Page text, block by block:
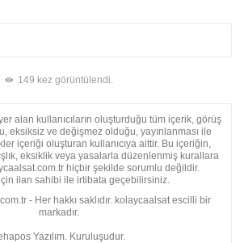
149 kez görüntülendi.
alan kullanıcıların oluşturduğu tüm içerik, görüş
eksiksiz ve değişmez olduğu, yayınlanması ile
içeriği oluşturan kullanıcıya aittir. Bu içeriğin,
eksiklik veya yasalarla düzenlenmiş kurallara
hiçbir şekilde sorumlu değildir.
için ilan sahibi ile irtibata geçebilirsiniz.
- Her hakkı saklıdır. kolaycaalsat escilli bir
markadır.
Yazılım. Kuruluşudur.